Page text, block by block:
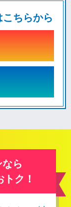
ちらから
ら
トク！